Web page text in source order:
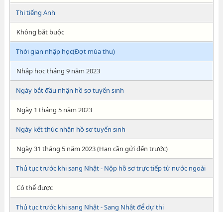
Thi tiếng Anh
Không bắt buộc
Thời gian nhập học(Đợt mùa thu)
Nhập học tháng 9 năm 2023
Ngày bắt đầu nhận hồ sơ tuyển sinh
Ngày 1 tháng 5 năm 2023
Ngày kết thúc nhận hồ sơ tuyển sinh
Ngày 31 tháng 5 năm 2023 (Hạn cần gửi đến trước)
Thủ tục trước khi sang Nhật - Nộp hồ sơ trực tiếp từ nước ngoài
Có thể được
Thủ tục trước khi sang Nhật - Sang Nhật để dự thi